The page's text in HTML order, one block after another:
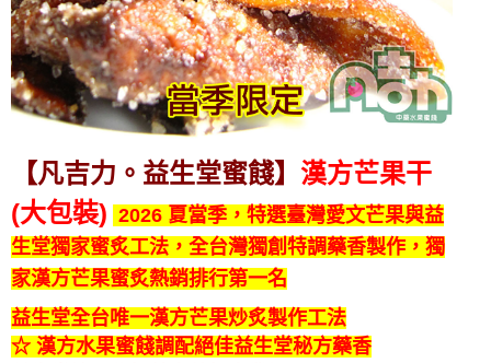
【凡吉力。益生堂蜜餞】 漢方芒果干
(大包裝) 2026 夏當季，特選臺灣愛文芒果與益
生堂獨家蜜炙工法，全台灣獨創特調藥香製作，獨
家漢方芒果蜜炙熱銷排行第一名
益生堂全台唯一漢方芒果炒炙製作工法
☆ 漢方水果蜜餞調配絕佳益生堂秘方藥香